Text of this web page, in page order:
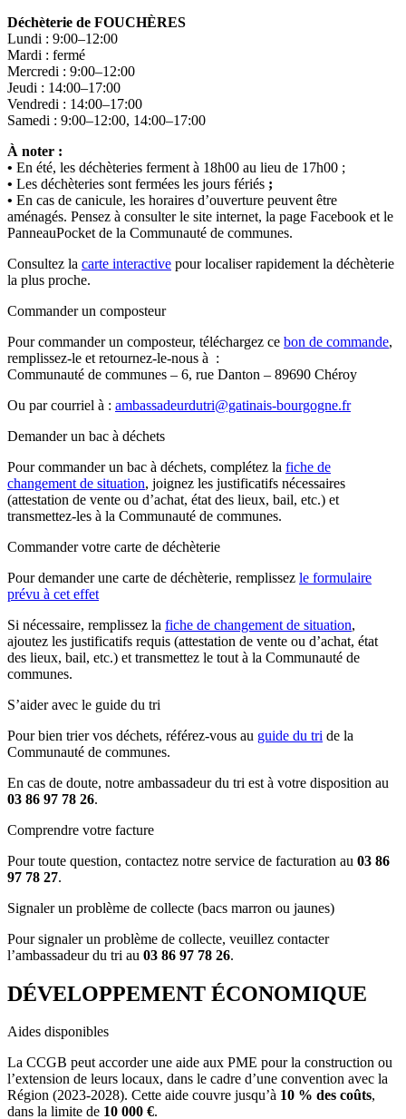
Déchèterie de FOUCHÈRES
Lundi : 9:00–12:00
Mardi : fermé
Mercredi : 9:00–12:00
Jeudi : 14:00–17:00
Vendredi : 14:00–17:00
Samedi : 9:00–12:00, 14:00–17:00
À noter :
• En été, les déchèteries ferment à 18h00 au lieu de 17h00 ;
• Les déchèteries sont fermées les jours fériés ;
• En cas de canicule, les horaires d’ouverture peuvent être
aménagés. Pensez à consulter le site internet, la page Facebook et le
PanneauPocket de la Communauté de communes.
Consultez la carte interactive pour localiser rapidement la déchèterie
la plus proche.
Commander un composteur
Pour commander un composteur, téléchargez ce bon de commande,
remplissez-le et retournez-le-nous à :
Communauté de communes – 6, rue Danton – 89690 Chéroy
Ou par courriel à : ambassadeurdutri@gatinais-bourgogne.fr
Demander un bac à déchets
Pour commander un bac à déchets, complétez la fiche de
changement de situation, joignez les justificatifs nécessaires
(attestation de vente ou d’achat, état des lieux, bail, etc.) et
transmettez-les à la Communauté de communes.
Commander votre carte de déchèterie
Pour demander une carte de déchèterie, remplissez le formulaire
prévu à cet effet
Si nécessaire, remplissez la fiche de changement de situation,
ajoutez les justificatifs requis (attestation de vente ou d’achat, état
des lieux, bail, etc.) et transmettez le tout à la Communauté de
communes.
S’aider avec le guide du tri
Pour bien trier vos déchets, référez-vous au guide du tri de la
Communauté de communes.
En cas de doute, notre ambassadeur du tri est à votre disposition au
03 86 97 78 26.
Comprendre votre facture
Pour toute question, contactez notre service de facturation au 03 86
97 78 27.
Signaler un problème de collecte (bacs marron ou jaunes)
Pour signaler un problème de collecte, veuillez contacter
l’ambassadeur du tri au 03 86 97 78 26.
DÉVELOPPEMENT ÉCONOMIQUE
Aides disponibles
La CCGB peut accorder une aide aux PME pour la construction ou
l’extension de leurs locaux, dans le cadre d’une convention avec la
Région (2023-2028). Cette aide couvre jusqu’à 10 % des coûts,
dans la limite de 10 000 €.